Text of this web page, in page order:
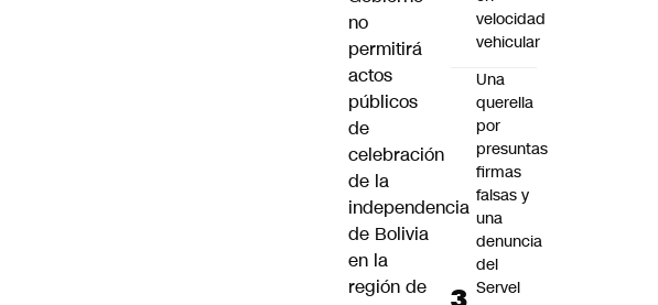
no
permitirá
actos
públicos
de
celebración
de la
independencia
de Bolivia
en la
región de
velocidad
vehicular
Una
querella
por
presuntas
firmas
falsas y
una
denuncia
del
Servel